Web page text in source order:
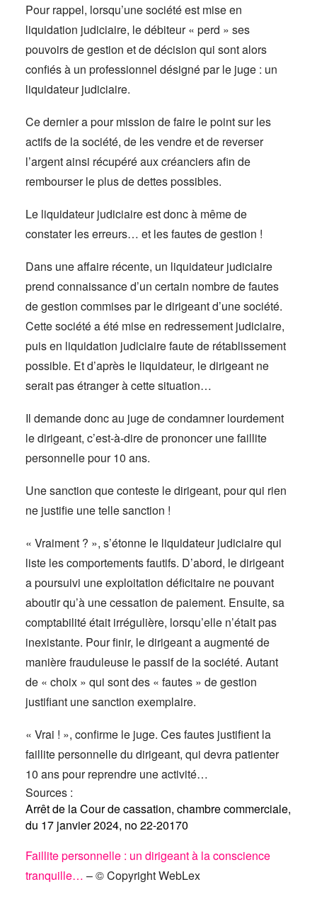
Pour rappel, lorsqu’une société est mise en
liquidation judiciaire, le débiteur « perd » ses
pouvoirs de gestion et de décision qui sont alors
confiés à un professionnel désigné par le juge : un
liquidateur judiciaire.
Ce dernier a pour mission de faire le point sur les
actifs de la société, de les vendre et de reverser
l’argent ainsi récupéré aux créanciers afin de
rembourser le plus de dettes possibles.
Le liquidateur judiciaire est donc à même de
constater les erreurs… et les fautes de gestion !
Dans une affaire récente, un liquidateur judiciaire
prend connaissance d’un certain nombre de fautes
de gestion commises par le dirigeant d’une société.
Cette société a été mise en redressement judiciaire,
puis en liquidation judiciaire faute de rétablissement
possible. Et d’après le liquidateur, le dirigeant ne
serait pas étranger à cette situation…
Il demande donc au juge de condamner lourdement
le dirigeant, c’est-à-dire de prononcer une faillite
personnelle pour 10 ans.
Une sanction que conteste le dirigeant, pour qui rien
ne justifie une telle sanction !
« Vraiment ? », s’étonne le liquidateur judiciaire qui
liste les comportements fautifs. D’abord, le dirigeant
a poursuivi une exploitation déficitaire ne pouvant
aboutir qu’à une cessation de paiement. Ensuite, sa
comptabilité était irrégulière, lorsqu’elle n’était pas
inexistante. Pour finir, le dirigeant a augmenté de
manière frauduleuse le passif de la société. Autant
de « choix » qui sont des « fautes » de gestion
justifiant une sanction exemplaire.
« Vrai ! », confirme le juge. Ces fautes justifient la
faillite personnelle du dirigeant, qui devra patienter
10 ans pour reprendre une activité…
Sources :
Arrêt de la Cour de cassation, chambre commerciale,
du 17 janvier 2024, no 22-20170
Faillite personnelle : un dirigeant à la conscience
tranquille… – © Copyright WebLex